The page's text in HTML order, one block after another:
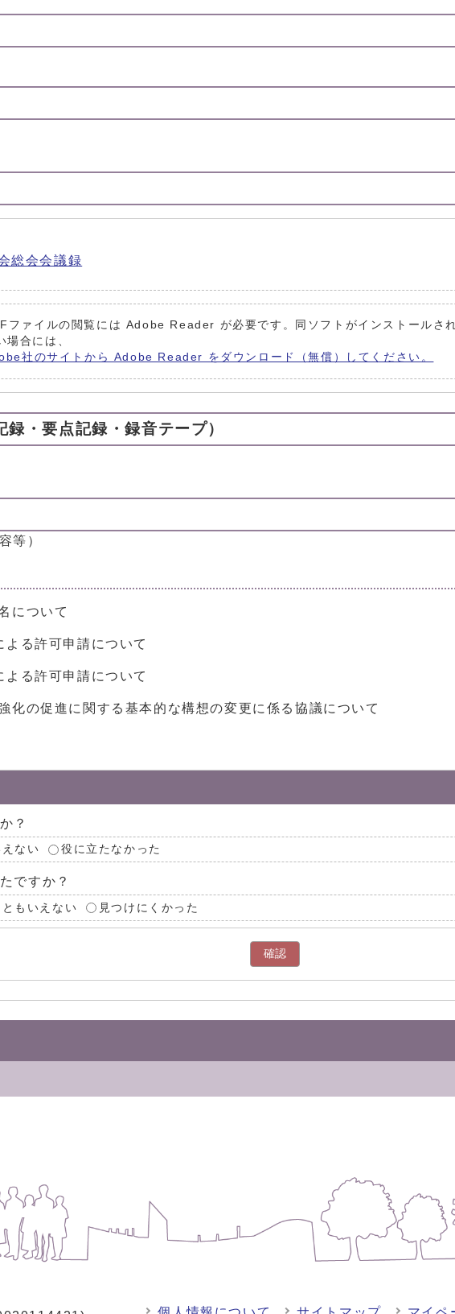
総会会議録
ファイルの閲覧には Adobe Reader が必要です。同ソフトがインストールさ
場合には、
社のサイトから Adobe Reader をダウンロード（無償）してください。
・要点記録・録音テープ）
等）
について
る許可申請について
る許可申請について
化の促進に関する基本的な構想の変更に係る協議について
？
ない 役に立たなかった
ですか？
ともいえない 見つけにくかった
確認